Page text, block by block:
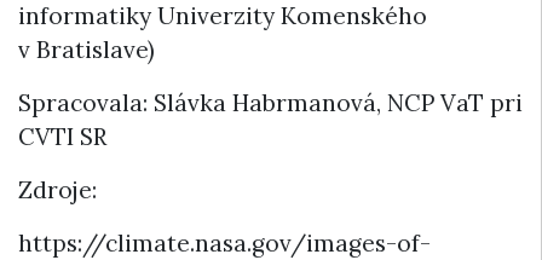
informatiky Univerzity Komenského
v Bratislave)
Spracovala: Slávka Habrmanová, NCP VaT pri
CVTI SR
Zdroje:
https://climate.nasa.gov/images-of-